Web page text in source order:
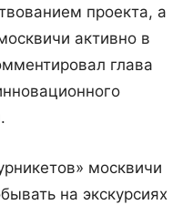
проекта, а
активно в
глава
москвичи
на экскурсиях